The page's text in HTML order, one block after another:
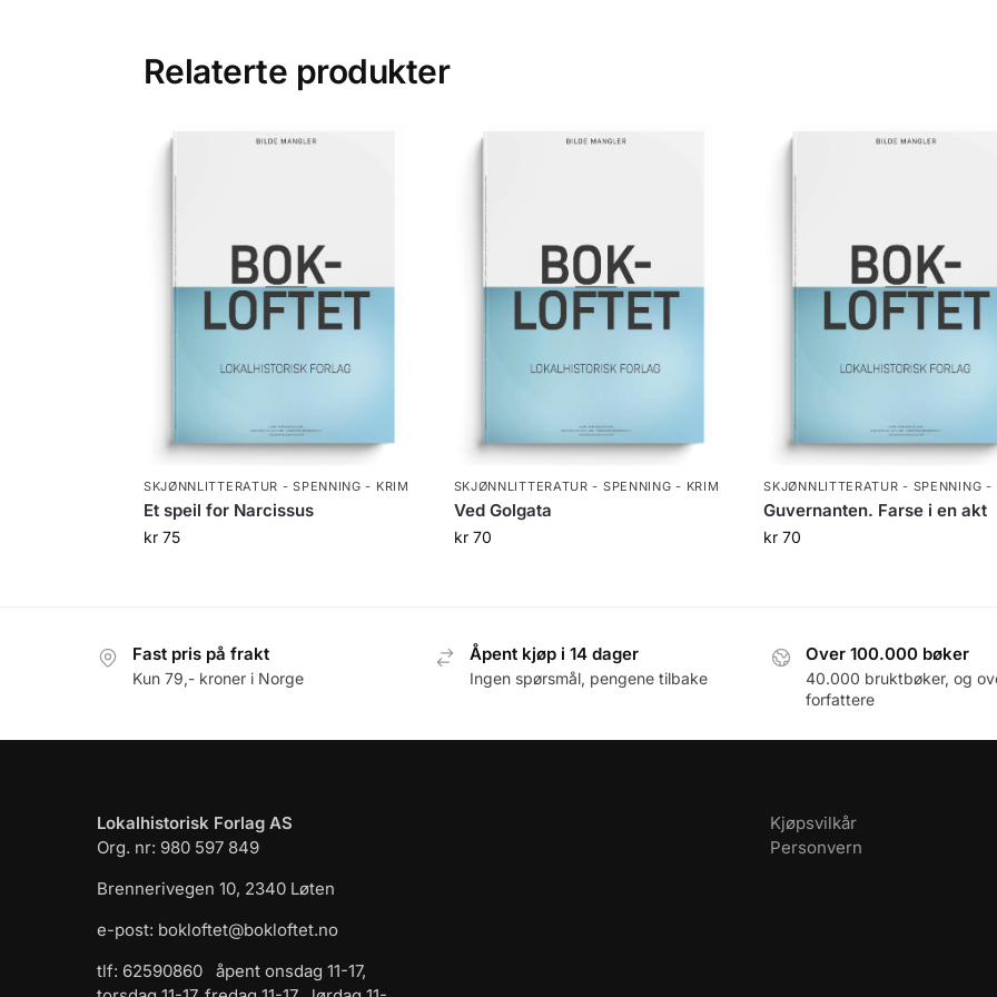
Relaterte produkter
SKJØNNLITTERATUR - SPENNING - KRIM
Et speil for Narcissus
kr75
SKJØNNLITTERATUR - SPENNING - KRIM
Ved Golgata
kr70
SKJØNNLITTERATUR - SPENNING -
Guvernanten. Farse i en akt
kr 70
Fast pris på frakt
Kun 79,- kroner i Norge
Åpent kjøp i 14 dager
Ingen spørsmål, pengene tilbake
Over 100.000 bøker
40.000 bruktbøker, og
forfattere
Lokalhistorisk Forlag AS
Org. nr: 980 597 849
Brennerivegen 10, 2340 Løten
e-post: bokloftet@bokloftet.no
tlf: 62590860 åpent onsdag 11-17,
Kjøpsvilkår
Personvern